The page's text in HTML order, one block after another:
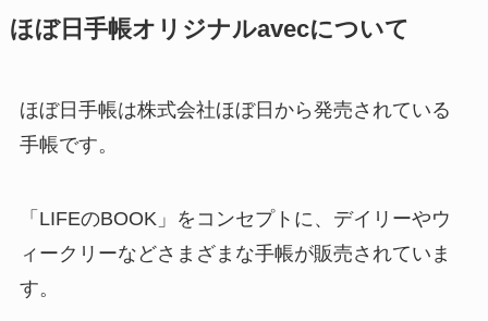
ほぼ日手帳オリジナルavecについて
ほぼ日手帳は株式会社ほぼ日から発売されている
手帳です。
「LIFEのBOOK」をコンセプトに、デイリーやウ
ィークリーなどさまざまな手帳が販売されていま
す。